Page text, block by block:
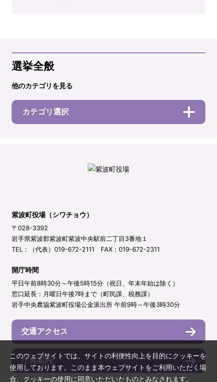
選挙全般
他のカテゴリを見る
カテゴリ選択
紫波町役場（シワチョウ）
〒028-3392
岩手県紫波郡紫波町紫波中央駅前二丁目3番地１
TEL：（代表）019-672-2111 FAX：019-672-2311
開庁時間
平日午前8時30分～午後5時15分（祝日、年末年始は除く）
窓口延長：月曜日午後7時まで（町民課、税務課）
岩手中央農協紫波町役場公金派出所 午前9時～午後3時30分
交通アクセス
庁舎案内
このウェブサイトでは、サイトの利便性向上を目的にクッキーを
使用しております。このまま本ウェブサイトをご利用いただく場
合、クッキーの使用に同意いただいたものとみなされます。